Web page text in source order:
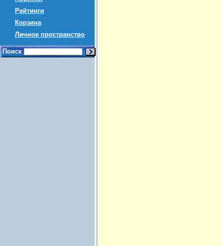
Рейтинги
Корзина
Личное пространство
Поиск